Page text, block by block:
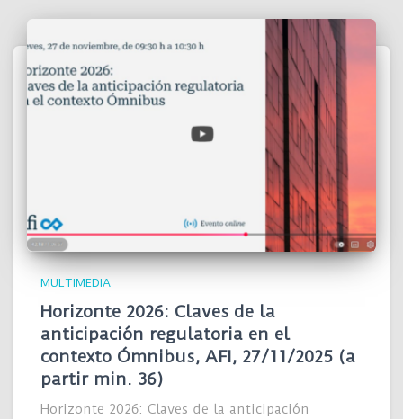
MULTIMEDIA
Horizonte 2026: Claves de la
anticipación regulatoria en el
contexto Ómnibus, AFI, 27/11/2025 (a
partir min. 36)
Horizonte 2026: Claves de la anticipación